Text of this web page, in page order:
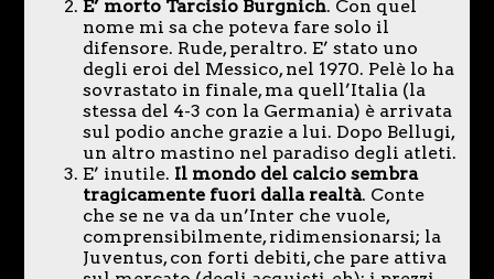
E’ morto Tarcisio Burgnich. Con quel
nome mi sa che poteva fare solo il
difensore. Rude, peraltro. E’ stato uno
degli eroi del Messico, nel 1970. Pelè lo ha
sovrastato in finale, ma quell’Italia (la
stessa del 4-3 con la Germania) è arrivata
sul podio anche grazie a lui. Dopo Bellugi,
un altro mastino nel paradiso degli atleti.
E’ inutile. Il mondo del calcio sembra
tragicamente fuori dalla realtà. Conte
che se ne va da un’Inter che vuole,
comprensibilmente, ridimensionarsi; la
Juventus, con forti debiti, che pare attiva